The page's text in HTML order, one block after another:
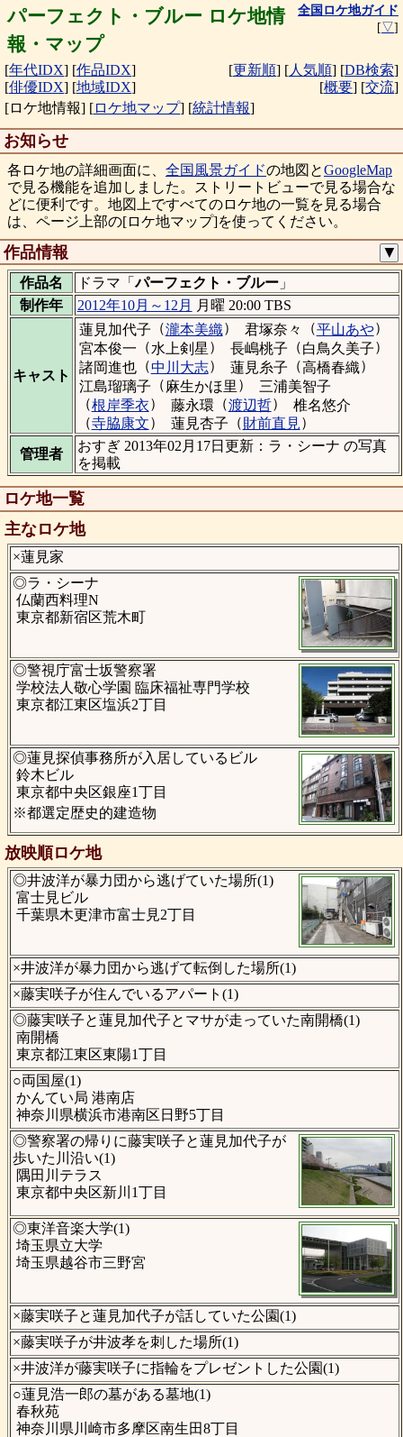
パーフェクト・ブルー ロケ地情
報・マップ
全国ロケ地ガイド
[▽]
[年代IDX] [作品IDX]
[俳優IDX] [地域IDX]
[更新順] [人気順] [DB検索]
[概要] [交流]
[ロケ地情報] [ロケ地マップ] [統計情報]
お知らせ
各ロケ地の詳細画面に、 全国風景ガイドの地図とGoogleMap
で見る機能を追加しました。ストリートビューで見る場合な
どに便利です。地図上ですべてのロケ地の一覧を見る場合
は、ページ上部の[ロケ地マップ]を使ってください。
作品情報 ▼
作品名 ドラマ「パーフェクト・ブルー」
制作年
2012年10月～12月 月曜 20:00 TBS
キャスト
蓮見加代子 （瀧本美織） 君塚奈々 （平山あや）
宮本俊一 （水上剣星 ） 長嶋桃子 （白鳥久美子）
諸岡進也 （中川大志） 蓮見糸子 （高橋春織）
江島瑠璃子 （麻生かほ里 ）
三浦美智子
（根岸季衣） 藤永環 （渡辺哲）
椎名悠介
（寺脇康文） 蓮見杏子 （財前直見）
管理者
おすぎ 2013年02月17日更新：ラ・シーナ の写真
を掲載
ロケ地一覧
主なロケ地
×蓮見家
◎ラ・シーナ
仏蘭西料理N
東京都新宿区荒木町
◎警視庁富士坂警察署
学校法人敬心学園 臨床福祉専門学校
東京都江東区塩浜2丁目
◎蓮見探偵事務所が入居しているビル
鈴木ビル
東京都中央区銀座1丁目
※都選定歴史的建造物
放映順ロケ地
◎井波洋が暴力団から逃げていた場所(1)
富士見ビル
千葉県木更津市富士見2丁目
×井波洋が暴力団から逃げて転倒した場所(1)
×藤実咲子が住んでいるアパート(1)
◎藤実咲子と蓮見加代子とマサが走っていた南開橋(1)
南開橋
東京都江東区東陽1丁目
○両国屋(1)
かんてい局 港南店
神奈川県横浜市港南区日野5丁目
◎警察署の帰りに藤実咲子と蓮見加代子が
歩いた川沿い(1)
隅田川テラス
東京都中央区新川1丁目
◎東洋音楽大学(1)
埼玉県立大学
埼玉県越谷市三野宮
×藤実咲子と蓮見加代子が話していた公園(1)
×藤実咲子が井波孝を刺した場所(1)
×井波洋が藤実咲子に指輪をプレゼントした公園(1)
○蓮見浩一郎の墓がある墓地(1)
春秋苑
神奈川県川崎市多摩区南生田8丁目